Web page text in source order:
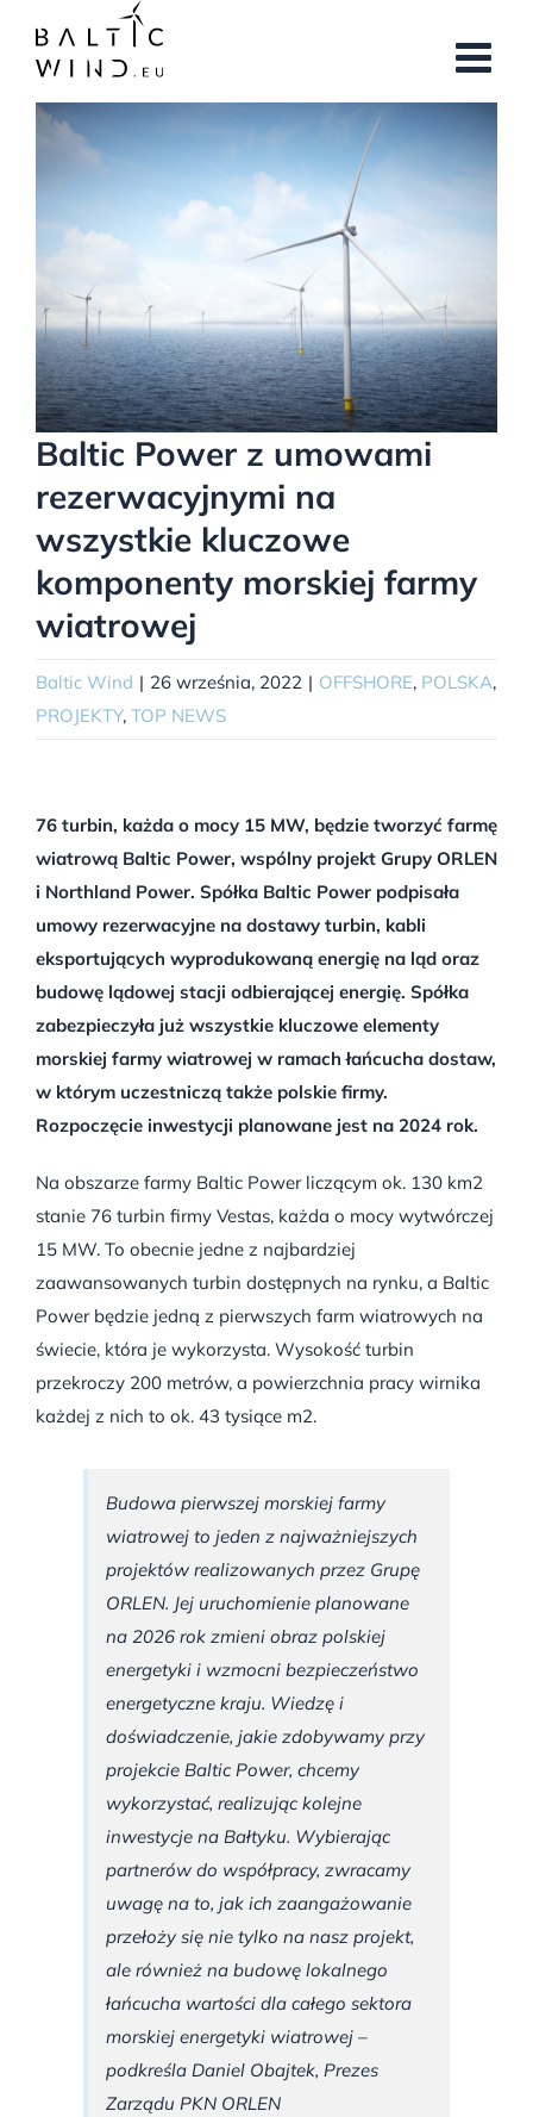
zawartości
Pokaż
większy
Baltic Power z umowami
rezerwacyjnymi na
wszystkie kluczowe
komponenty morskiej farmy
wiatrowej
Baltic Wind | 26 września, 2022 | OFFSHORE, POLSKA,
PROJEKTY, TOP NEWS
76 turbin, każda o mocy 15 MW, będzie tworzyć farmę
wiatrową Baltic Power, wspólny projekt Grupy ORLEN
i Northland Power. Spółka Baltic Power podpisała
umowy rezerwacyjne na dostawy turbin, kabli
eksportujących wyprodukowaną energię na ląd oraz
budowę lądowej stacji odbierającej energię. Spółka
zabezpieczyła już wszystkie kluczowe elementy
morskiej farmy wiatrowej w ramach łańcucha dostaw,
w którym uczestniczą także polskie firmy.
Rozpoczęcie inwestycji planowane jest na 2024 rok.
Na obszarze farmy Baltic Power liczącym ok. 130 km2
stanie 76 turbin firmy Vestas, każda o mocy wytwórczej
15 MW. To obecnie jedne z najbardziej
zaawansowanych turbin dostępnych na rynku, a Baltic
Power będzie jedną z pierwszych farm wiatrowych na
świecie, która je wykorzysta. Wysokość turbin
przekroczy 200 metrów, a powierzchnia pracy wirnika
każdej z nich to ok. 43 tysiące m2.
Budowa pierwszej morskiej farmy
wiatrowej to jeden z najważniejszych
projektów realizowanych przez Grupę
ORLEN. Jej uruchomienie planowane
na 2026 rok zmieni obraz polskiej
energetyki i wzmocni bezpieczeństwo
energetyczne kraju. Wiedzę i
doświadczenie, jakie zdobywamy przy
projekcie Baltic Power, chcemy
wykorzystać, realizując kolejne
inwestycje na Bałtyku. Wybierając
partnerów do współpracy, zwracamy
uwagę na to, jak ich zaangażowanie
przełoży się nie tylko na nasz projekt,
ale również na budowę lokalnego
łańcucha wartości dla całego sektora
morskiej energetyki wiatrowej –
podkreśla Daniel Obajtek, Prezes
Zarządu PKN ORLEN